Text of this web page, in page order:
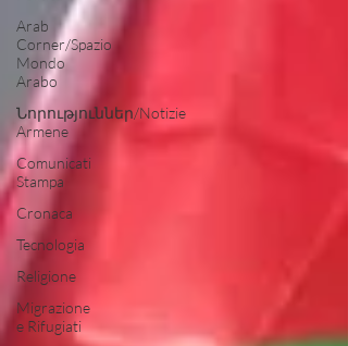
Arab
Corner/Spazio
Mondo
Arabo
Նորություններ/Notizie
Armene
Comunicati
Stampa
Cronaca
Tecnologia
Religione
Migrazione
e Rifugiati